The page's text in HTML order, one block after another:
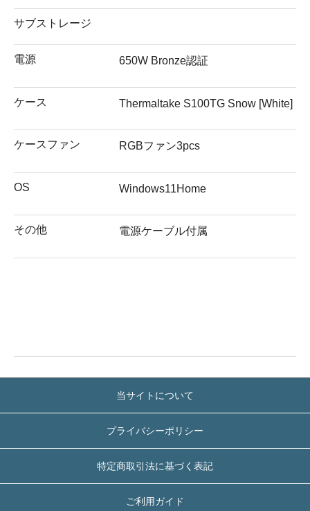
サブストレージ
電源 650W Bronze認証
ケース Thermaltake S100TG Snow [White]
ケースファン RGBファン3pcs
OS Windows11Home
その他 電源ケーブル付属
当サイトについて
プライバシーポリシー
特定商取引法に基づく表記
ご利用ガイド